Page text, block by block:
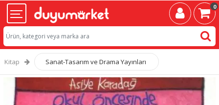
0
Kitap Sanat-Tasarım ve Drama Yayınları